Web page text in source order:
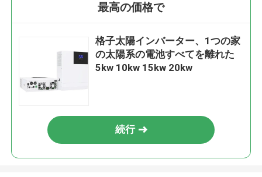
最高の価格で
格子太陽インバーター、1つの家
の太陽系の電池すべてを離れた
5kw 10kw 15kw 20kw
続行